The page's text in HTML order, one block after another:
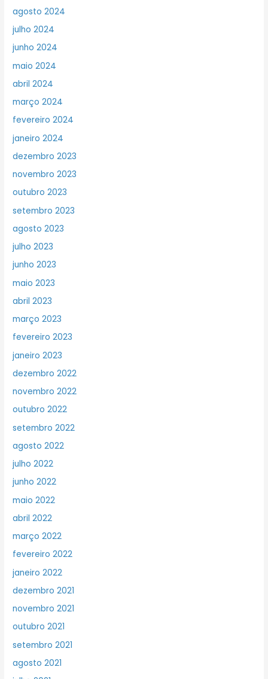
agosto 2024
julho 2024
junho 2024
maio 2024
abril 2024
março 2024
fevereiro 2024
janeiro 2024
dezembro 2023
novembro 2023
outubro 2023
setembro 2023
agosto 2023
julho 2023
junho 2023
maio 2023
abril 2023
março 2023
fevereiro 2023
janeiro 2023
dezembro 2022
novembro 2022
outubro 2022
setembro 2022
agosto 2022
julho 2022
junho 2022
maio 2022
abril 2022
março 2022
fevereiro 2022
janeiro 2022
dezembro 2021
novembro 2021
outubro 2021
setembro 2021
agosto 2021